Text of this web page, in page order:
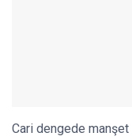
Cari dengede